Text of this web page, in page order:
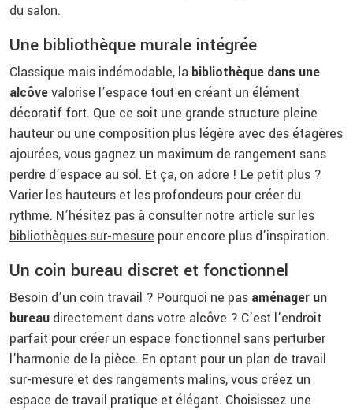
du salon.
Une bibliothèque murale intégrée
Classique mais indémodable, la bibliothèque dans une
alcôvevalorise l’espace tout en créant un élément
décoratif fort. Que ce soit une grande structure pleine
hauteur ou une composition plus légère avec des étagères
ajourées, vous gagnez un maximum de rangement sans
perdre d’espace au sol. Et ça, on adore ! Le petit plus ?
Varier les hauteurs et les profondeurs pour créer du
rythme. N’hésitez pas à consulter notre article sur les
bibliothèques sur-mesure pour encore plus d’inspiration.
Un coin bureau discret et fonctionnel
Besoin d’un coin travail ? Pourquoi ne pas aménager un
bureau directement dans votre alcôve ? C’est l’endroit
parfait pour créer un espace fonctionnel sans perturber
l’harmonie de la pièce. En optant pour un plan de travail
sur-mesure et des rangements malins, vous créez un
espace de travail pratique et élégant. Choisissez une